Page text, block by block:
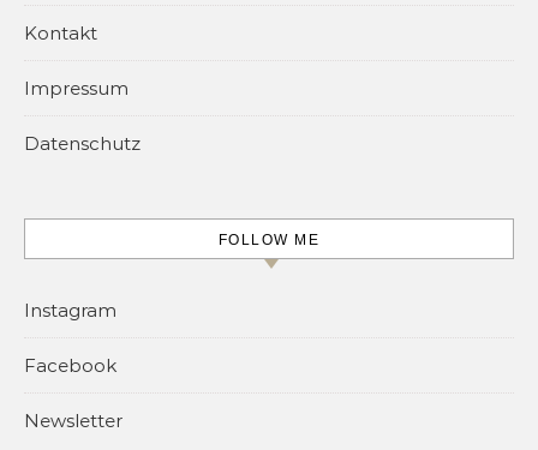
Kontakt
Impressum
Datenschutz
FOLLOW ME
Instagram
Facebook
Newsletter